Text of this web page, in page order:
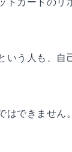
トカードのリ
いう人も、自
はできません